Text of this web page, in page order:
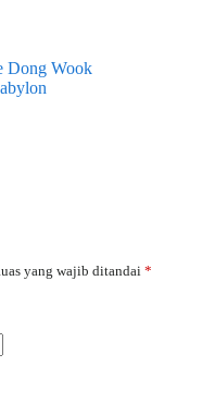
Dong Wook
yang wajib ditandai *